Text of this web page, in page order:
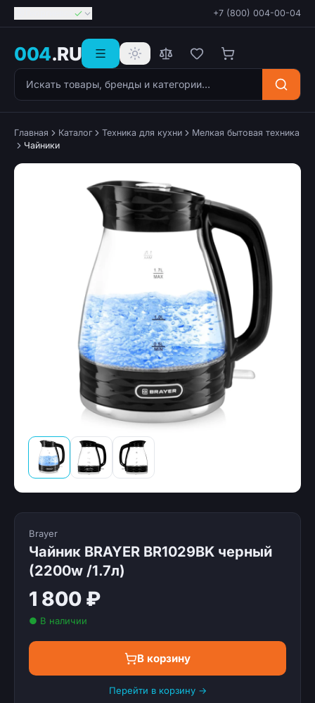
+7 (800) 004-00-04
004.RU
Поиск товаров
Главная Каталог Техника для кухни
Мелкая бытовая техника
Чайники
Brayer
Чайник BRAYER BR1029BK черный
(2200w /1.7л)
1 800 ₽
● В наличии
В корзину
Перейти в корзину →